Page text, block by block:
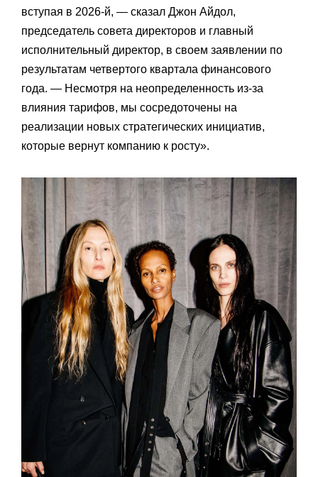
вступая в 2026-й, — сказал Джон Айдол,
председатель совета директоров и главный
исполнительный директор, в своем заявлении по
результатам четвертого квартала финансового
года. — Несмотря на неопределенность из-за
влияния тарифов, мы сосредоточены на
реализации новых стратегических инициатив,
которые вернут компанию к росту».